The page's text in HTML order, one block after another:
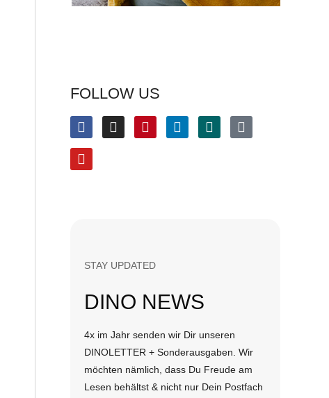
FOLLOW US
STAY UPDATED
DINO NEWS
4x im Jahr senden wir Dir unseren
DINOLETTER + Sonderausgaben. Wir
möchten nämlich, dass Du Freude am
Lesen behältst & nicht nur Dein Postfach